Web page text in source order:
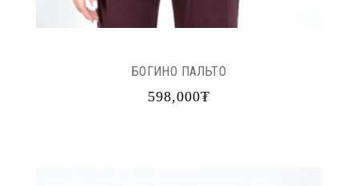
БОГИНО ПАЛЬТО
598,000₮